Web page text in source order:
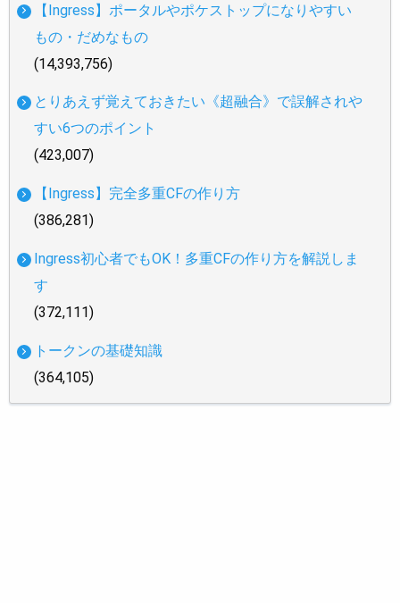
【Ingress】ポータルやポケストップになりやすい
もの・だめなもの
(14,393,756)
とりあえず覚えておきたい《超融合》で誤解されや
すい6つのポイント
(423,007)
【Ingress】完全多重CFの作り方
(386,281)
Ingress初心者でもOK！多重CFの作り方を解説しま
す
(372,111)
トークンの基礎知識
(364,105)